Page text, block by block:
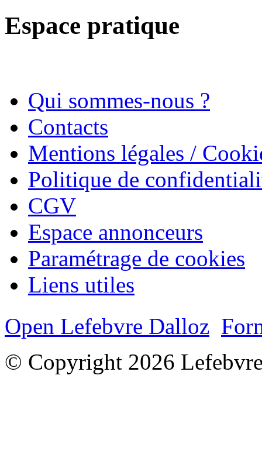
Espace pratique
Qui sommes-nous ?
Contacts
Mentions légales /
Politique de
CGV
Espace annonceurs
Paramétrage de cookies
Liens utiles
Open Lefebvre Dalloz
© Copyright 2026